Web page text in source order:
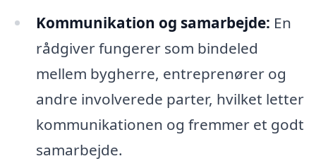
Kommunikation og samarbejde: En
rådgiver fungerer som bindeled
mellem bygherre, entreprenører og
andre involverede parter, hvilket letter
kommunikationen og fremmer et godt
samarbejde.